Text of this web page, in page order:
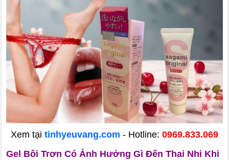
Xem tại tinhyeuvang.com - Hotline: 0969.833.069
Gel Bôi Trơn Có Ảnh Hưởng Gì Đến Thai Nhi Khi